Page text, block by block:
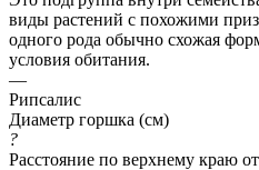
виды растений с похожими
одного рода обычно схожая
условия обитания.
—
Рипсалис
Диаметр горшка (см)
?
Расстояние по верхнему краю